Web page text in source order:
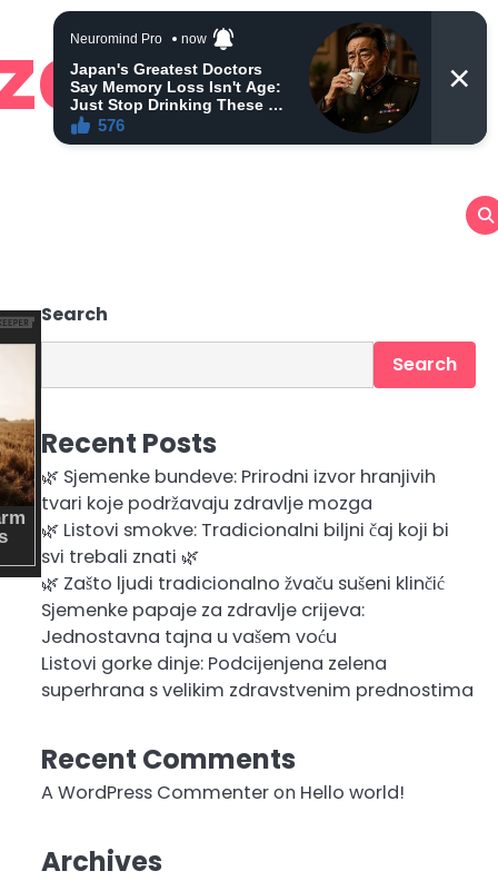
Search
Search
Recent Posts
🌿 Sjemenke bundeve: Prirodni izvor hranjivih
tvari koje podržavaju zdravlje mozga
🌿 Listovi smokve: Tradicionalni biljni čaj koji bi
svi trebali znati 🌿
🌿 Zašto ljudi tradicionalno žvaču sušeni klinčić
Sjemenke papaje za zdravlje crijeva:
Jednostavna tajna u vašem voću
Listovi gorke dinje: Podcijenjena zelena
superhrana s velikim zdravstvenim prednostima
Recent Comments
A WordPress Commenteron Hello world!
Archives